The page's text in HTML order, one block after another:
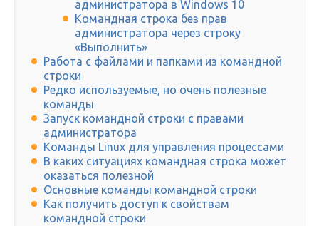
администратора в Windows 10
Командная строка без прав
администратора через строку
«Выполнить»
Работа с файлами и папками из командной
строки
Редко используемые, но очень полезные
команды
Запуск командной строки с правами
администратора
Команды Linux для управления процессами
В каких ситуациях командная строка может
оказаться полезной
Основные команды командной строки
Как получить доступ к свойствам
командной строки